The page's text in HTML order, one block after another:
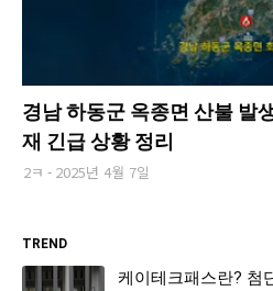
경남 하동군 옥종면 산불 발
재 긴급 상황 정리
2ㅋ 2025년 4월 7일
TREND
케이테크패스란? 첨